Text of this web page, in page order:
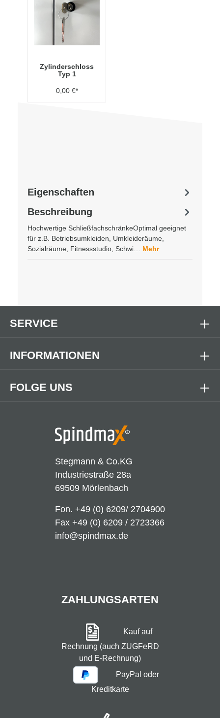
Zylinderschloss
Typ 1
0,00 €*
Beschreibung
Hochwertige SchließfachschränkeOptimal geeignet
für z.B. Betriebsumkleiden, Umkleideräume,
Sozialräume, Fitnessstudio, Schwi… Mehr
Eigenschaften
Stegmann & Co.KG
Industriestraße 28a
69509 Mörlenbach
Fon. +49 (0) 6209/ 2704900
Fax +49 (0) 6209 / 2723366
info@spindmax.de
FOLGE UNS
SERVICE
INFORMATIONEN
ZAHLUNGSARTEN
Kauf auf
Rechnung (auch ZUGFeRD
und E-Rechnung)
PayPal oder
Kreditkarte